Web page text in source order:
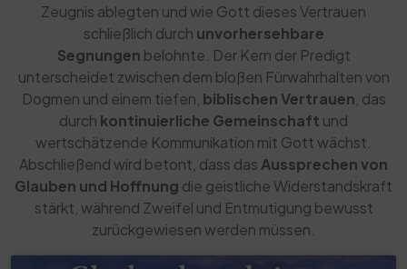
Zeugnis ablegten und wie Gott dieses Vertrauen
schließlich durch unvorhersehbare
Segnungen belohnte. Der Kern der Predigt
unterscheidet zwischen dem bloßen Fürwahrhalten von
Dogmen und einem tiefen, biblischen Vertrauen , das
durch kontinuierliche Gemeinschaft und
wertschätzende Kommunikation mit Gott wächst.
Abschließend wird betont, dass das Aussprechen von
Glauben und Hoffnung die geistliche Widerstandskraft
stärkt, während Zweifel und Entmutigung bewusst
zurückgewiesen werden müssen.